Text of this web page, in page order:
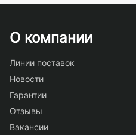
О компании
Линии поставок
Новости
Гарантии
Отзывы
Вакансии